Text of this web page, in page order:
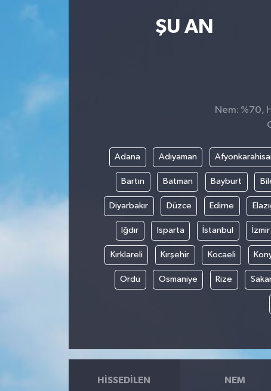
ŞU AN
Nem: %70,
Adana Adıyaman
Bartın Batman Bayburt
Diyarbakır Düzce Edirne
Iğdır Isparta İstanbul İzmir
Kırklareli Kırşehir Kocaeli
Ordu Osmaniye Rize
HISSEDILEN NEM
Turizm